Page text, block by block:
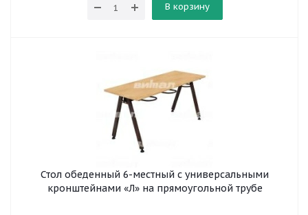
В корзину
Стол обеденный 6-местный с универсальными
кронштейнами «Л» на прямоугольной трубе